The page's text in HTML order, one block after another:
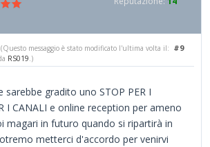
#9
(Questo messaggio è stato modificato l'ultima volta il:
RS019.)
sarebbe gradito uno STOP PER I
I CANALI e online reception per ameno
magari in futuro quando si ripartirà in
metterci d'accordo per venirvi